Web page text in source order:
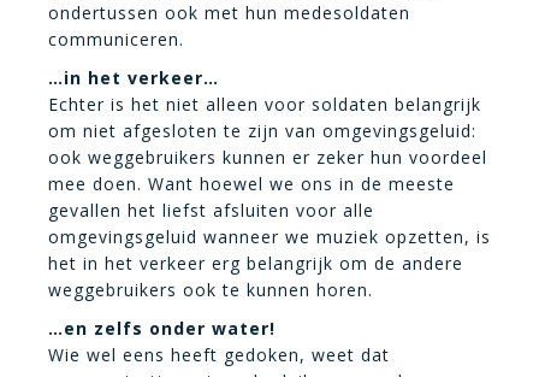
ondertussen ook met hun medesoldaten
communiceren.
…in het verkeer…
Echter is het niet alleen voor soldaten belangrijk
om niet afgesloten te zijn van omgevingsgeluid:
ook weggebruikers kunnen er zeker hun voordeel
mee doen. Want hoewel we ons in de meeste
gevallen het liefst afsluiten voor alle
omgevingsgeluid wanneer we muziek opzetten, is
het in het verkeer erg belangrijk om de andere
weggebruikers ook te kunnen horen.
…en zelfs onder water!
Wie wel eens heeft gedoken, weet dat